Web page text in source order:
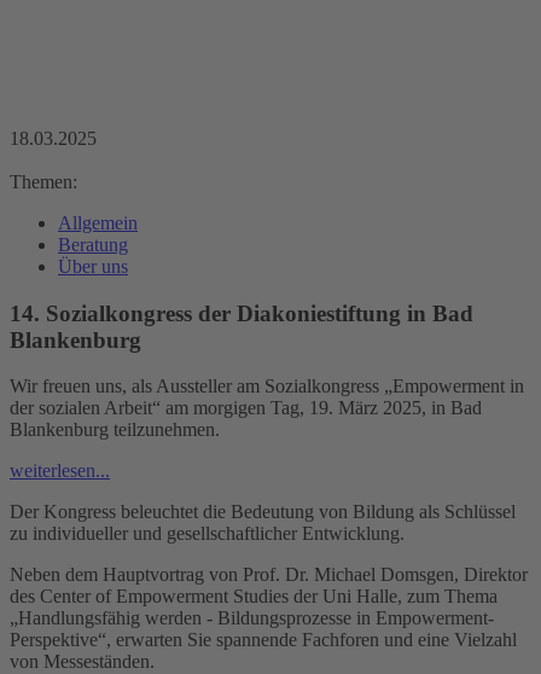
18.03.2025
Themen:
Allgemein
Beratung
Über uns
14. Sozialkongress der Diakoniestiftung in Bad
Blankenburg
Wir freuen uns, als Aussteller am Sozialkongress „Empowerment in
der sozialen Arbeit“ am morgigen Tag, 19. März 2025, in Bad
Blankenburg teilzunehmen.
weiterlesen...
Der Kongress beleuchtet die Bedeutung von Bildung als Schlüssel
zu individueller und gesellschaftlicher Entwicklung.
Neben dem Hauptvortrag von Prof. Dr. Michael Domsgen, Direktor
des Center of Empowerment Studies der Uni Halle, zum Thema
„Handlungsfähig werden - Bildungsprozesse in Empowerment-
Perspektive“, erwarten Sie spannende Fachforen und eine Vielzahl
von Messeständen.